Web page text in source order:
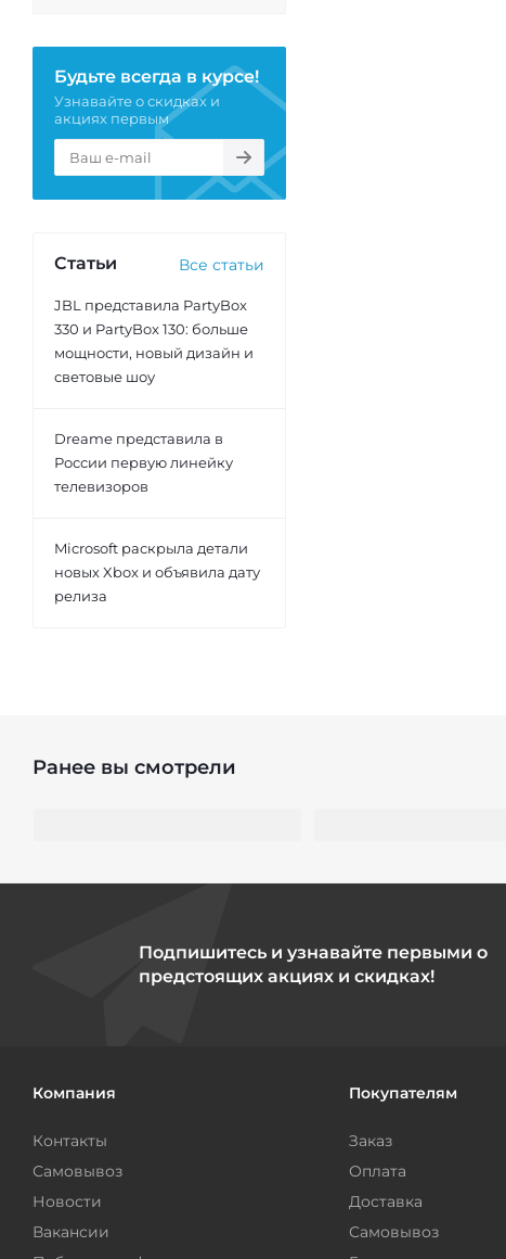
Будьте всегда в курсе!
Узнавайте о скидках и
акциях первым
Статьи Все статьи
JBL представила PartyBox
330 и PartyBox 130: больше
мощности, новый дизайн и
световые шоу
Dreame представила в
России первую линейку
телевизоров
Microsoft раскрыла детали
новых Xbox и объявила дату
релиза
Ранее вы смотрели
Подпишитесь и узнавайте первыми о
предстоящих акциях и скидках!
Компания
Контакты
Самовывоз
Новости
Вакансии
Покупателям
Заказ
Оплата
Доставка
Самовывоз